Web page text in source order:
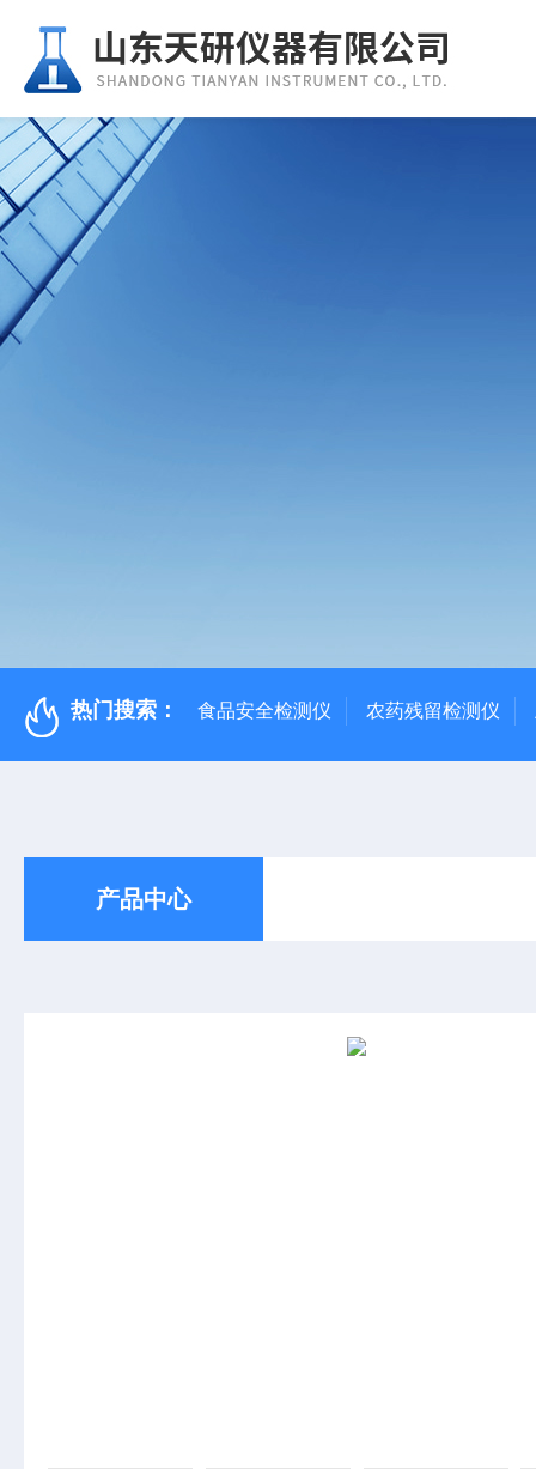
热门搜索： 食品安全检测仪 农药残留检测仪
产品中心